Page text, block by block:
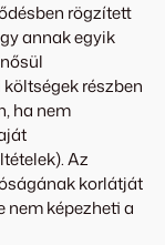
rögzített
annak egyik
részben
ha nem
Az
korlátját
nem képezheti a